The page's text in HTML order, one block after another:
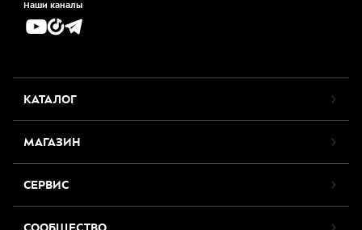
Наши каналы
КАТАЛОГ
МАГАЗИН
СЕРВИС